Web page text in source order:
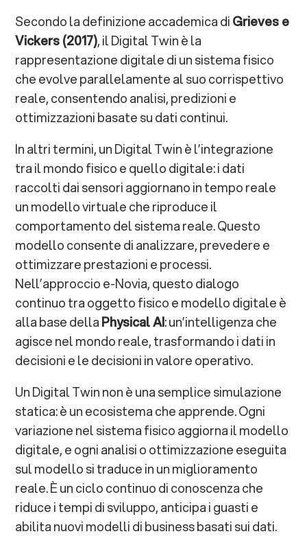
1. Strategia
2. Sviluppo
3. Scalabilità
4. Data ownership e sicurezza
I benefici per la competitività aziendale
Verso la Physical AI: il futuro dei Digital
Twin
Il gemello digitale come leva di
trasformazione
FAQ – Digital Twin: esempi, applicazioni e
Secondo la definizione accademica diGrieves e
Vickers (2017), il Digital Twin è la
rappresentazione digitale di un sistema fisico
che evolve parallelamente al suo corrispettivo
reale, consentendo analisi, predizioni e
ottimizzazioni basate su dati continui.
In altri termini, un Digital Twin è l’integrazione
tra il mondo fisico e quello digitale: i dati
raccolti dai sensori aggiornano in tempo reale
un modello virtuale che riproduce il
comportamento del sistema reale. Questo
modello consente di analizzare, prevedere e
ottimizzare prestazioni e processi.
Nell’approccio e-Novia, questo dialogo
continuo tra oggetto fisico e modello digitale è
alla base dellaPhysical AI: un’intelligenza che
agisce nel mondo reale, trasformando i dati in
decisioni e le decisioni in valore operativo.
Un Digital Twin non è una semplice simulazione
statica: è un ecosistema che apprende. Ogni
variazione nel sistema fisico aggiorna il modello
digitale, e ogni analisi o ottimizzazione eseguita
sul modello si traduce in un miglioramento
reale. È un ciclo continuo di conoscenza che
riduce i tempi di sviluppo, anticipa i guasti e
abilita nuovi modelli di business basati sui dati.